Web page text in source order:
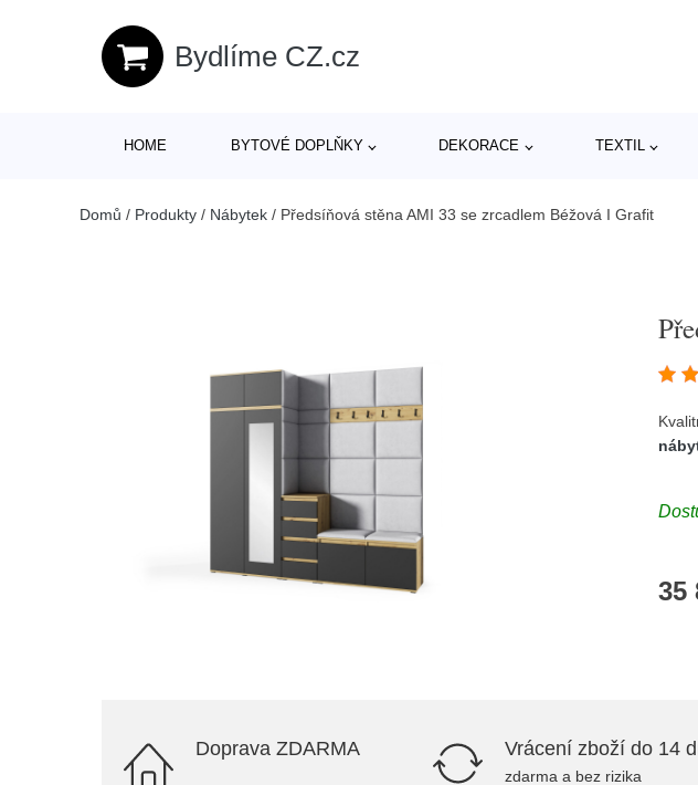
Bydlíme CZ.cz
HOME BYTOVÉ DOPLŇKY DEKORACE TEXTIL
Domů / Produkty / Nábytek / Předsíňová stěna AMI 33 se zrcadlem Béžová I Grafit
35
Doprava ZDARMA Vrácení zboží do 14
zdarma a bez rizika